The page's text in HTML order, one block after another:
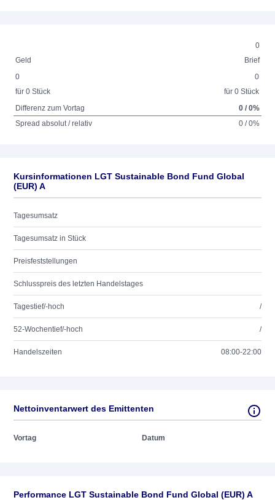
0
Geld
Brief
0
für 0 Stück
0
für 0 Stück
Differenz zum Vortag
0 / 0%
Spread absolut / relativ
0 / 0%
Kursinformationen LGT Sustainable Bond Fund Global
(EUR) A
Tagesumsatz
Tagesumsatz in Stück
Preisfeststellungen
Schlusspreis des letzten Handelstages
Tagestief/-hoch /
52-Wochentief/-hoch /
Handelszeiten 08:00-22:00
Nettoinventarwert des Emittenten
Vortag Datum
Performance LGT Sustainable Bond Fund Global (EUR) A